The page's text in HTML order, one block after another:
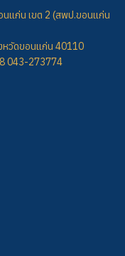
นแก่น เขต 2 (สพป.ขอนแก่น
หวัดขอนแก่น 40110
043-273774